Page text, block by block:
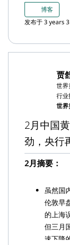
3月，
吨，较
来最强
3月，
亿元
3月，
五个
2023年
是自
同期强
博客
发布于 3 years
贾
世界
行业
世界
2月中国
劲，央行
2月摘要：
虽然国
伦敦早
的上海
但三月
速下降